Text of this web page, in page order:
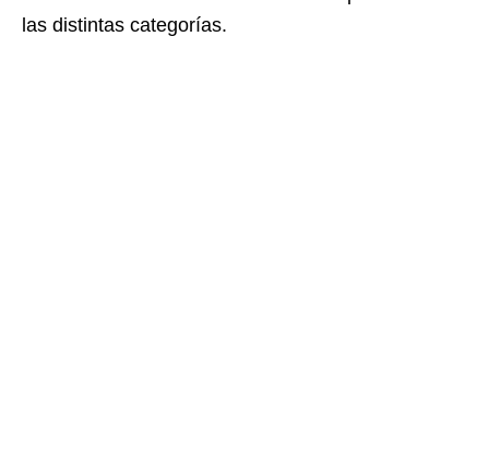
las distintas categorías.